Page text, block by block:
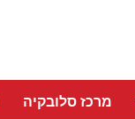
מרכז סלובקיה